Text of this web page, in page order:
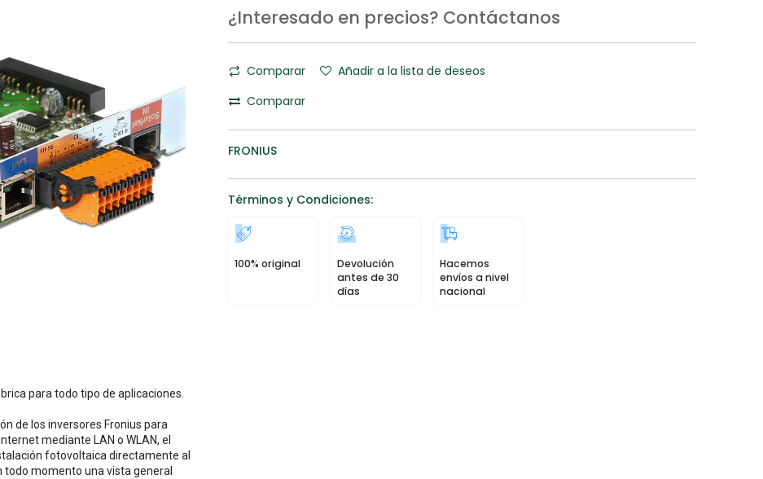
para todo tipo de aplicaciones.
de los inversores Fronius para
mediante LAN o WLAN, el
fotovoltaica directamente al
todo momento una vista general
¿Interesado en precios? Contáctanos
Comparar
Añadir a la lista de deseos
Comparar
FRONIUS
Términos y Condiciones:
100% original
Devolución
antes de 30
días
Hacemos
envíos a nivel
nacional